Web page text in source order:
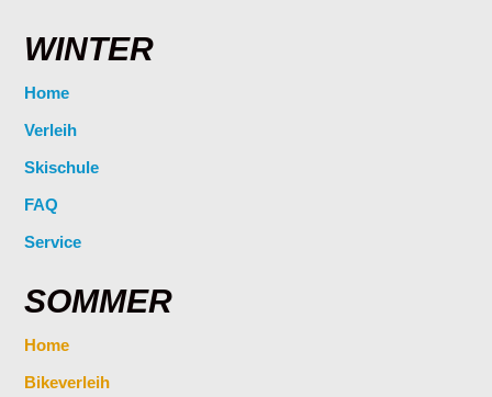
WINTER
Home
Verleih
Skischule
FAQ
Service
SOMMER
Home
Bikeverleih